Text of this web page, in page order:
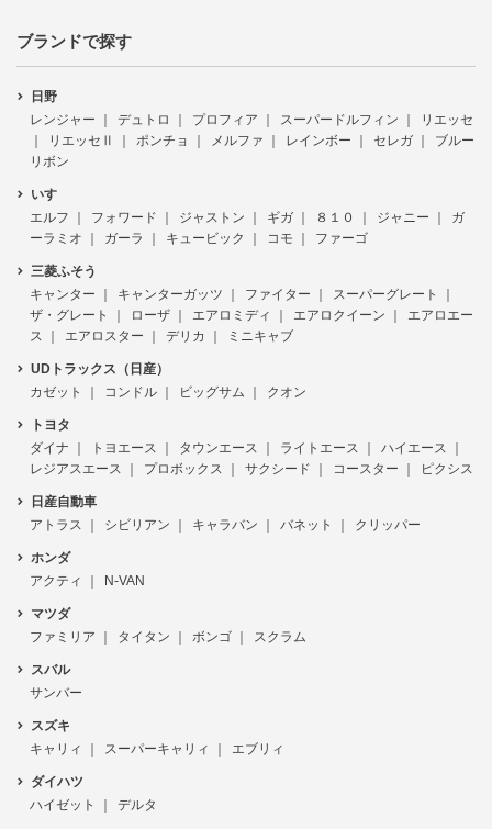
ブランドで探す
日野
レンジャー
デュトロ プロフィア スーパードルフィン
リエッセ
リエッセⅡ
ポンチョ メルファ レインボー セレガ
ブルー
リボン
いすゞ
エルフ
フォワード ジャストン ギガ ８１０ ジャニー
ガ
ーラミオ
ガーラ キュービック コモ ファーゴ
三菱ふそう
キャンター
キャンターガッツ ファイター
スーパーグレート
ザ・グレート
ローザ エアロミディ エアロクイーン
エアロエー
ス
エアロスター デリカ ミニキャブ
UDトラックス（日産）
カゼット
コンドル ビッグサム クオン
トヨタ
ダイナ
トヨエース タウンエース ライトエース
ハイエース
レジアスエース
プロボックス サクシード コースター ピクシス
日産自動車
アトラス
シビリアン キャラバン バネット クリッパー
ホンダ
アクティ
N-VAN
マツダ
ファミリア
タイタン ボンゴ スクラム
スバル
サンバー
スズキ
キャリィ
スーパーキャリィ エブリィ
ダイハツ
ハイゼット
デルタ